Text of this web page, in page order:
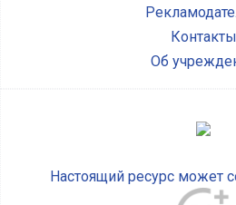
Контакты
Об
Настоящий ресурс может